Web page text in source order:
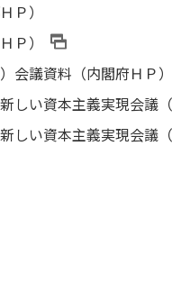
Ｐ）
Ｐ）
会議資料（内閣府ＨＰ）
しい資本主義実現会議（
しい資本主義実現会議